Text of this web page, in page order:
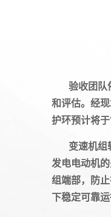
验收团队
和评估。经
护环预计将
变速机组
发电电动机
组端部，防
下稳定可靠运